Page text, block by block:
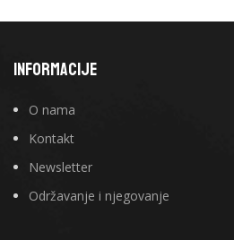
INFORMACIJE
O nama
Kontakt
Newsletter
Održavanje i njegovanje